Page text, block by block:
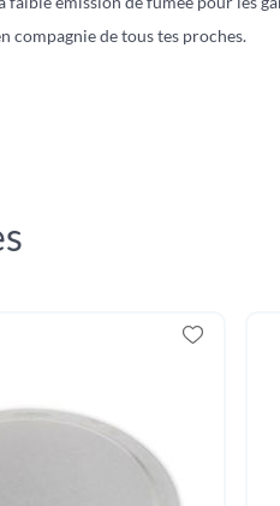
compagnie de tous tes proches.